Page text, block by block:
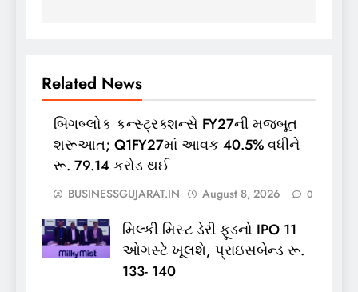
Related News
બિગબ્લોક કન્સ્ટ્રક્શન્સે FY27ની મજબૂત
શરૂઆત; Q1FY27માં આવક 40.5% વધીને
રૂ. 79.14 કરોડ થઈ
BUSINESSGUJARAT.IN August 8, 2026 0
મિલ્કી મિસ્ટ ડેરી ફૂડનો IPO 11
ઓગસ્ટે ખૂલશે, પ્રાઇસબેન્ડ રૂ.
133- 140